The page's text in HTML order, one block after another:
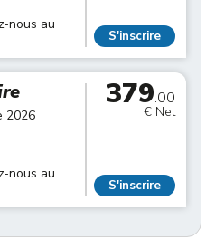
nous au
S'inscrire
2026
nous au
379.00
€ Net
S'inscrire